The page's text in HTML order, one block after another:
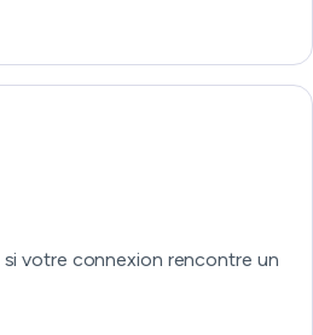
votre connexion rencontre un